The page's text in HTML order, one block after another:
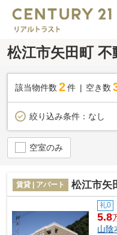
松江市矢田町 不
該当物件数 2件 空き数
絞り込み条件： なし
空室のみ
賃貸 | アパート 松江市矢
礼0
5.8
山陰